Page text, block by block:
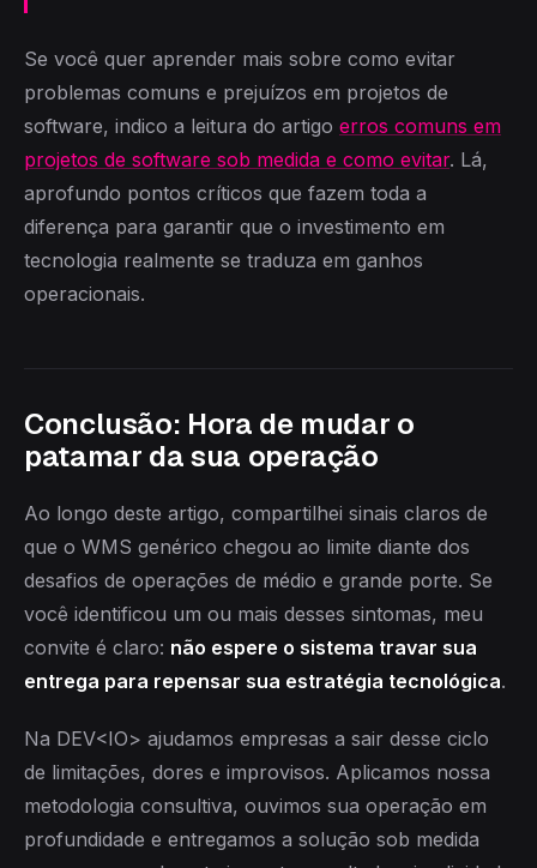
Se você quer aprender mais sobre como evitar
problemas comuns e prejuízos em projetos de
software, indico a leitura do artigo erros comuns em
projetos de software sob medida e como evitar. Lá,
aprofundo pontos críticos que fazem toda a
diferença para garantir que o investimento em
tecnologia realmente se traduza em ganhos
operacionais.
Conclusão: Hora de mudar o
patamar da sua operação
Ao longo deste artigo, compartilhei sinais claros de
que o WMS genérico chegou ao limite diante dos
desafios de operações de médio e grande porte. Se
você identificou um ou mais desses sintomas, meu
convite é claro: não espere o sistema travar sua
entrega para repensar sua estratégia tecnológica.
Na DEV<IO> ajudamos empresas a sair desse ciclo
de limitações, dores e improvisos. Aplicamos nossa
metodologia consultiva, ouvimos sua operação em
profundidade e entregamos a solução sob medida